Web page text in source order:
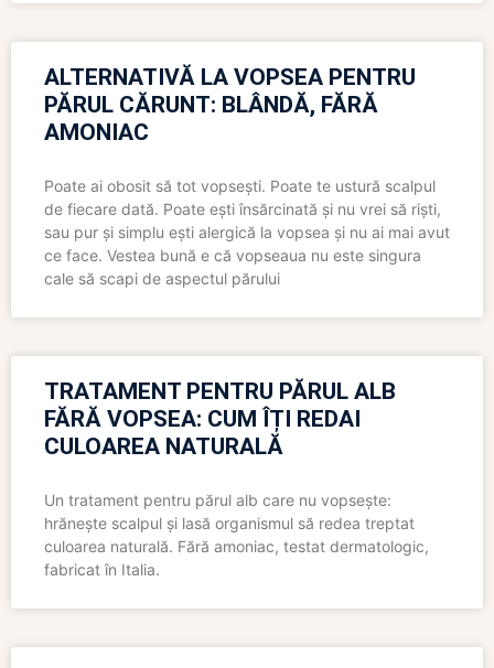
ALTERNATIVĂ LA VOPSEA PENTRU
PĂRUL CĂRUNT: BLÂNDĂ, FĂRĂ
AMONIAC
Poate ai obosit să tot vopsești. Poate te ustură scalpul
de fiecare dată. Poate ești însărcinată și nu vrei să riști,
sau pur și simplu ești alergică la vopsea și nu ai mai avut
ce face. Vestea bună e că vopseaua nu este singura
cale să scapi de aspectul părului
TRATAMENT PENTRU PĂRUL ALB
FĂRĂ VOPSEA: CUM ÎȚI REDAI
CULOAREA NATURALĂ
Un tratament pentru părul alb care nu vopsește:
hrănește scalpul și lasă organismul să redea treptat
culoarea naturală. Fără amoniac, testat dermatologic,
fabricat în Italia.